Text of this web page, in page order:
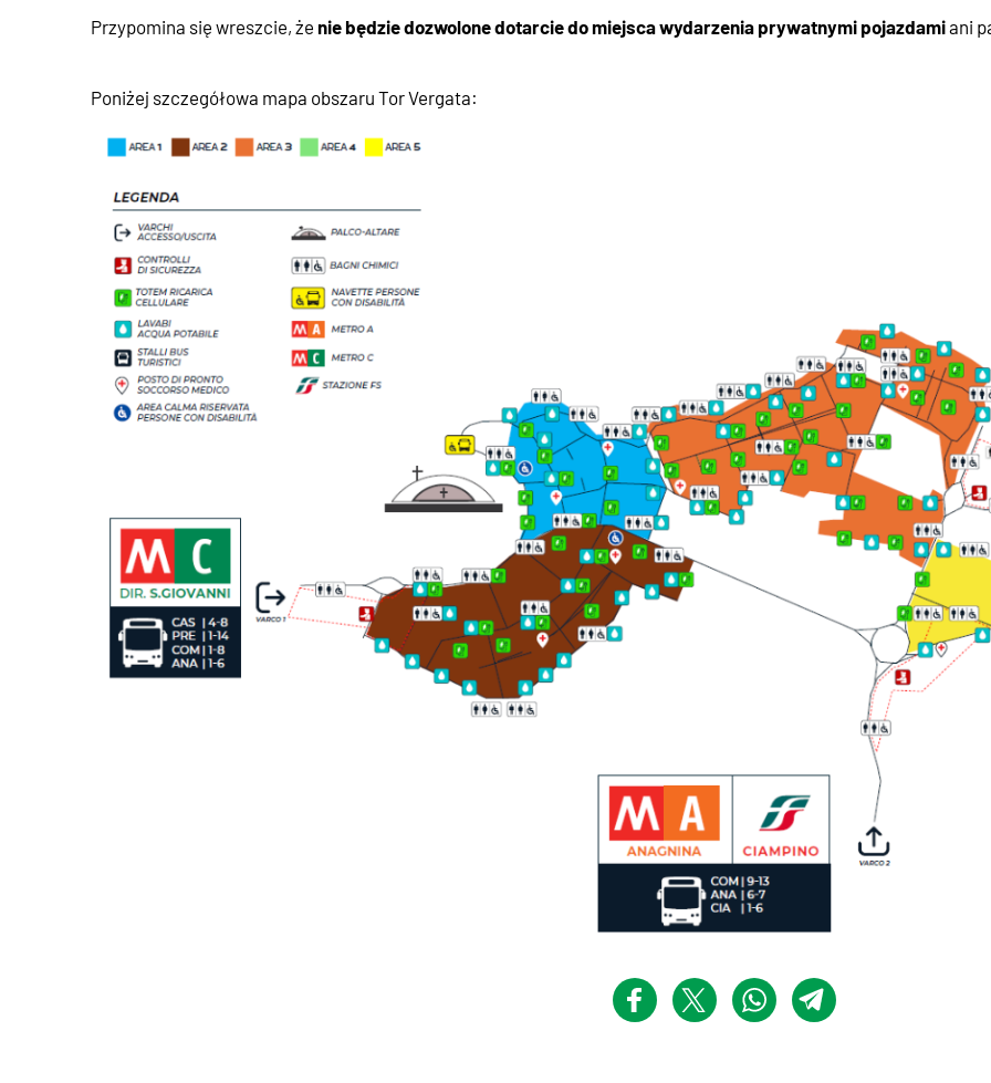
Przypomina się wreszcie, żenie będzie dozwolone dotarcie do miejsca wydarzenia prywatnymi pojazdamiani
Poniżej szczegółowa mapa obszaru Tor Vergata: